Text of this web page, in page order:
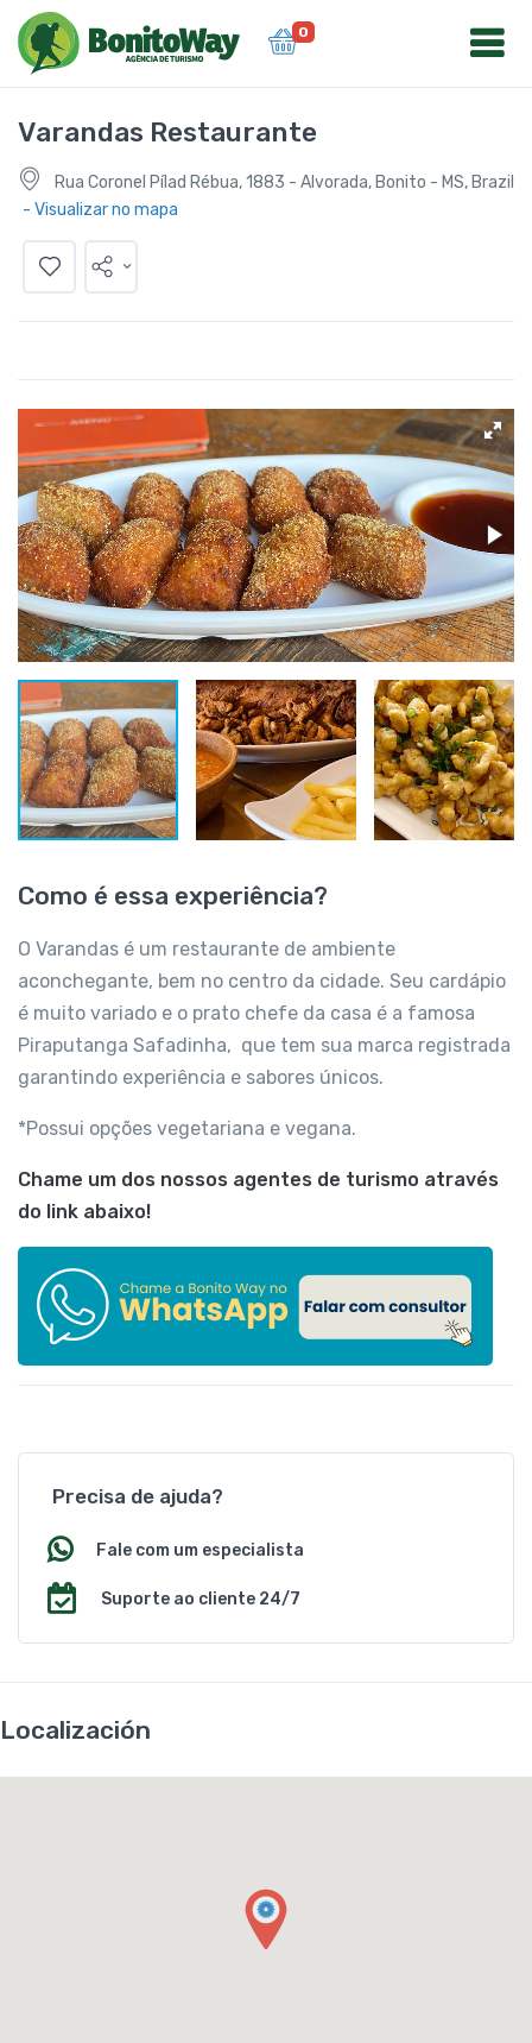
0
Varandas Restaurante
Rua Coronel Pílad Rébua, 1883 - Alvorada, Bonito - MS, Brazil
- Visualizar no mapa
Como é essa experiência?
O Varandas é um restaurante de ambiente
aconchegante, bem no centro da cidade. Seu cardápio
é muito variado e o prato chefe da casa é a famosa
Piraputanga Safadinha, que tem sua marca registrada
garantindo experiência e sabores únicos.
*Possui opções vegetariana e vegana.
Chame um dos nossos agentes de turismo através
do link abaixo!
Precisa de ajuda?
Fale com um especialista
Suporte ao cliente 24/7
Localización